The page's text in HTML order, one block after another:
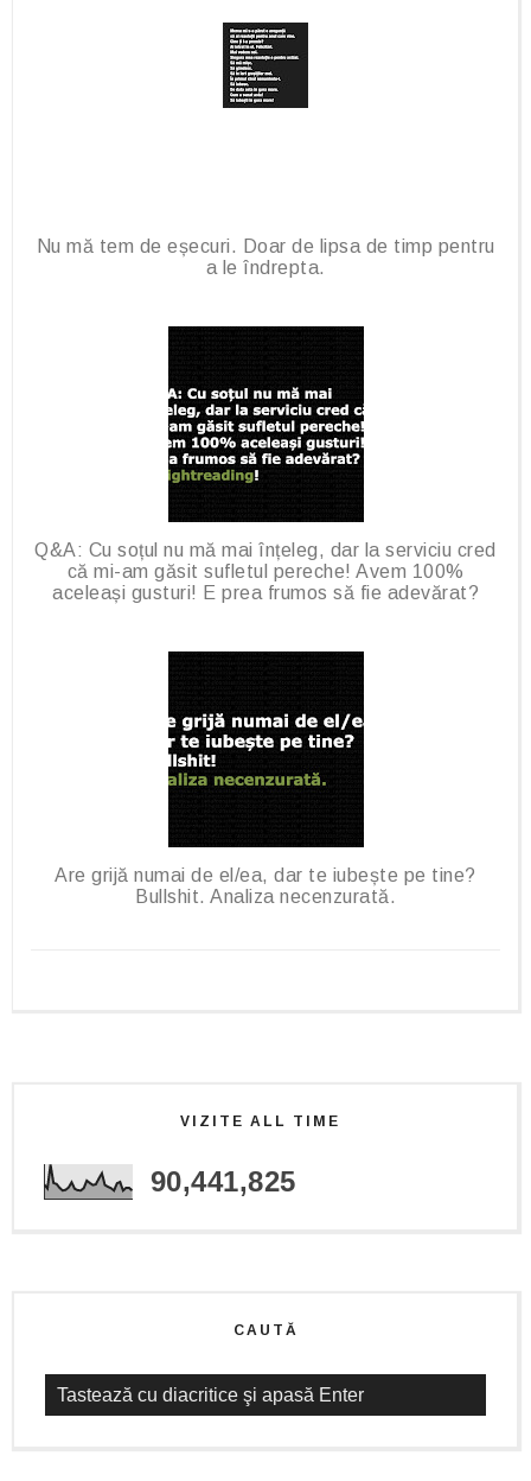
Nu mă tem de eșecuri. Doar de lipsa de timp pentru
a le îndrepta.
Q&A: Cu soțul nu mă mai înțeleg, dar la serviciu cred
că mi-am găsit sufletul pereche! Avem 100%
aceleași gusturi! E prea frumos să fie adevărat?
Are grijă numai de el/ea, dar te iubește pe tine?
Bullshit. Analiza necenzurată.
VIZITE ALL TIME
90,441,825
CAUTĂ